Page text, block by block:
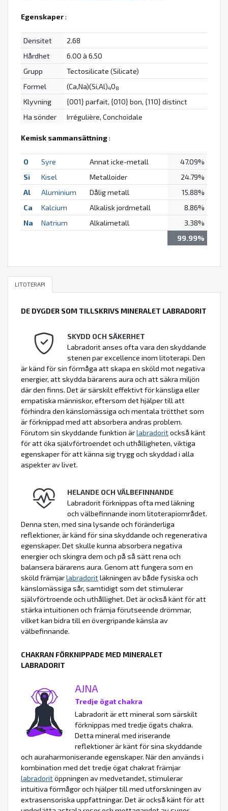
Egenskaper:
Densitet
2.68
Hårdhet
6.00 à 6.50
Grupp
Tectosilicate (Silicate)
Formel
(Ca,Na)(Si,Al)4O8
Klyvning
{001} parfait, {010} bon, {110} distinct
Ha sönder
Irrégulière, Conchoïdale
Kemisk sammansättning:
O Syre Annat icke-metall
47.09%
Si
Kisel Metalloider
24.79%
Al
Aluminium Dålig metall
15.88%
Ca
Kalcium Alkalisk jordmetall
8.86%
Na
Natrium Alkalimetall
3.38%
99.99%
LITOTERAPI
DE DYGDER SOM TILLSKRIVS MINERALET LABRADORIT
SKYDD OCH SÄKERHET
Labradorit anses ofta vara den skyddande
stenen par excellence inom litoterapi. Den
är känd för sin förmåga att skapa en sköld mot negativa
energier, att skydda bärarens aura och att säkra miljön
där den finns. Det är särskilt effektivt för känsliga eller
empatiska människor, eftersom det hjälper till att
förhindra den känslomässiga och mentala trötthet som
är förknippad med att absorbera andras problem.
Förutom sin skyddande funktion ärlabradoritockså känt
för att öka självförtroendet och uthålligheten, viktiga
egenskaper för att känna sig trygg och skyddad i alla
aspekter av livet.
HELANDE OCH VÄLBEFINNANDE
Labradorit förknippas ofta med läkning
och välbefinnande inom litoterapiområdet.
Denna sten, med sina lysande och föränderliga
reflektioner, är känd för sina skyddande och regenerativa
egenskaper. Det skulle kunna absorbera negativa
energier och skingra dem och på så sätt rena och
balansera bärarens aura. Genom att fungera som en
sköld främjarlabradoritläkningen av både fysiska och
känslomässiga sår, samtidigt som det stimulerar
självförtroende och uthållighet. Det är också känt för att
stärka intuitionen och främja förutseende drömmar,
vilket kan bidra till en övergripande känsla av
välbefinnande.
CHAKRAN FÖRKNIPPADE MED MINERALET
LABRADORIT
AJNA
Tredje ögat chakra
Labradorit är ett mineral som särskilt
förknippas med tredje ögats chakra.
Detta mineral med iriserande
reflektioner är känt för sina skyddande
och auraharmoniserande egenskaper. När den används i
kombination med det tredje ögat chakrat främjar
labradoritöppningen av medvetandet, stimulerar
intuitiva förmågor och hjälper till med utforskningen av
extrasensoriska uppfattningar. Det är också känt för att